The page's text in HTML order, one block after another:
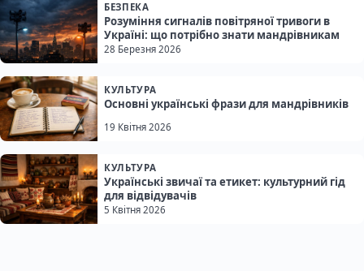
БЕЗПЕКА
Розуміння сигналів повітряної тривоги в
Україні: що потрібно знати мандрівникам
28 Березня 2026
КУЛЬТУРА
Основні українські фрази для мандрівників
19 Квітня 2026
КУЛЬТУРА
Українські звичаї та етикет: культурний гід
для відвідувачів
5 Квітня 2026